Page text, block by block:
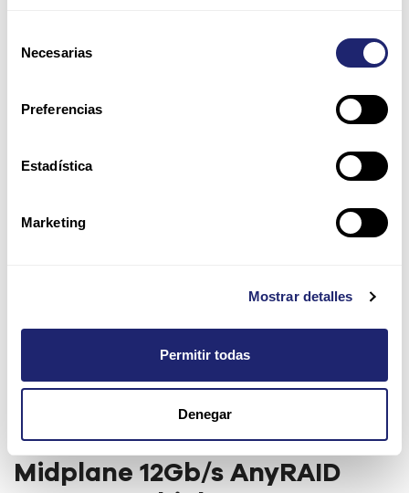
Necesarias
Preferencias
Estadística
Marketing
Mostrar detalles
Permitir todas
Denegar
Placa Lenovo RAID R720IX
Midplane 12Gb/s AnyRAID